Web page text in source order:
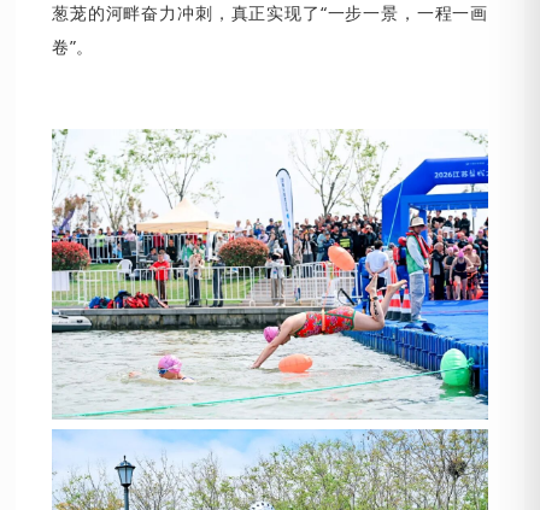
葱茏的河畔奋力冲刺，真正实现了“一步一景，一程一画
卷”。